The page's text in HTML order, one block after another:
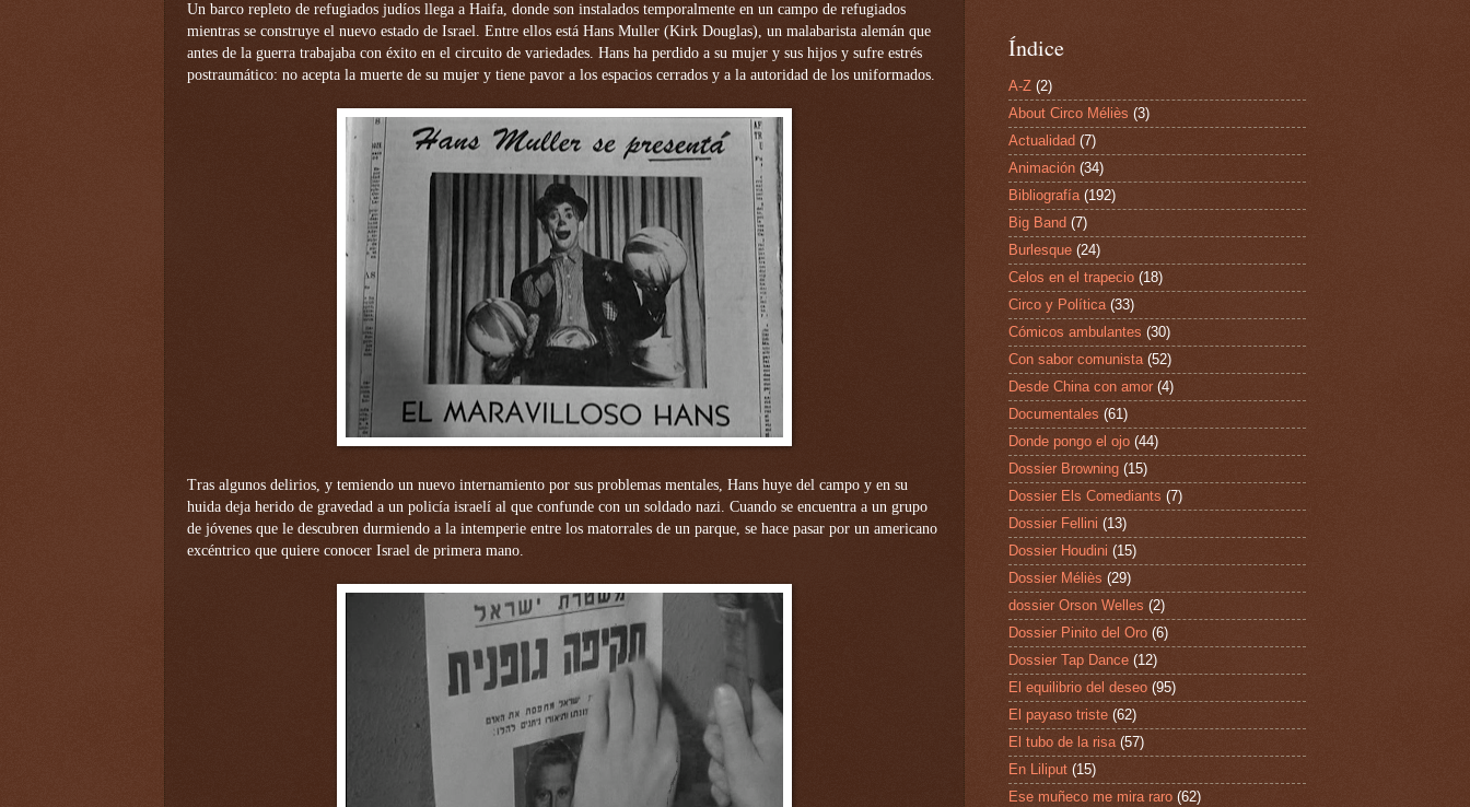
Un barco repleto de refugiados judíos llega a Haifa, donde son instalados temporalmente en un campo de refugiados
mientras se construye el nuevo estado de Israel. Entre ellos está Hans Muller (Kirk Douglas), un malabarista alemán que
antes de la guerra trabajaba con éxito en el circuito de variedades. Hans ha perdido a su mujer y sus hijos y sufre estrés
postraumático: no acepta la muerte de su mujer y tiene pavor a los espacios cerrados y a la autoridad de los uniformados.
Tras algunos delirios, y temiendo un nuevo internamiento por sus problemas mentales, Hans huye del campo y en su
huida deja herido de gravedad a un policía israelí al que confunde con un soldado nazi. Cuando se encuentra a un grupo
de jóvenes que le descubren durmiendo a la intemperie entre los matorrales de un parque, se hace pasar por un americano
excéntrico que quiere conocer Israel de primera mano.
Índice
A-Z (2)
About Circo Méliès (3)
Actualidad (7)
Animación (34)
Bibliografía (192)
Big Band (7)
Burlesque (24)
Celos en el trapecio (18)
Circo y Política (33)
Cómicos ambulantes (30)
Con sabor comunista (52)
Desde China con amor (4)
Documentales (61)
Donde pongo el ojo (44)
Dossier Browning (15)
Dossier Els Comediants (7)
Dossier Fellini (13)
Dossier Houdini (15)
Dossier Méliès (29)
dossier Orson Welles (2)
Dossier Pinito del Oro (6)
Dossier Tap Dance (12)
El equilibrio del deseo (95)
El payaso triste (62)
El tubo de la risa (57)
En Liliput (15)
Ese muñeco me mira raro (62)